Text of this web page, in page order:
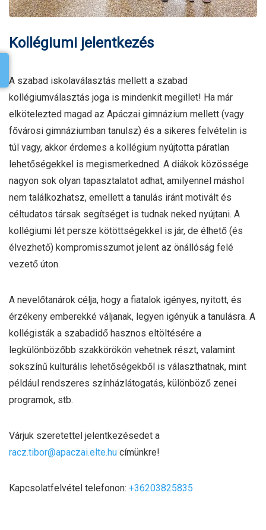
Kollé­giumi jelent­kezés
A szabad iskolaválasztás mellett a szabad
kollégiumválasztás joga is mindenkit megillet! Ha már
elkötelezted magad az Apáczai gimnázium mellett (vagy
fővárosi gimnáziumban tanulsz) és a sikeres felvételin is
túl vagy, akkor érdemes a kollégium nyújtotta páratlan
lehetőségekkel is megismerkedned. A diákok közössége
nagyon sok olyan tapasztalatot adhat, amilyennel máshol
nem találkozhatsz, emellett a tanulás iránt motivált és
céltudatos társak segítséget is tudnak neked nyújtani. A
kollégiumi lét persze kötöttségekkel is jár, de élhető (és
élvezhető) kompromisszumot jelent az önállóság felé
vezető úton.
A nevelőtanárok célja, hogy a fiatalok igényes, nyitott, és
érzékeny emberekké váljanak, legyen igényük a tanulásra. A
kollégisták a szabadidő hasznos eltöltésére a
legkülönbözőbb szakkörökön vehetnek részt, valamint
sokszínű kulturális lehetőségekből is választhatnak, mint
például rendszeres színházlátogatás, különböző zenei
programok, stb.
Várjuk szeretettel jelentkezésedet a
racz.tibor@apaczai.elte.hu címünkre!
Kapcsolatfelvétel telefonon: +36203825835